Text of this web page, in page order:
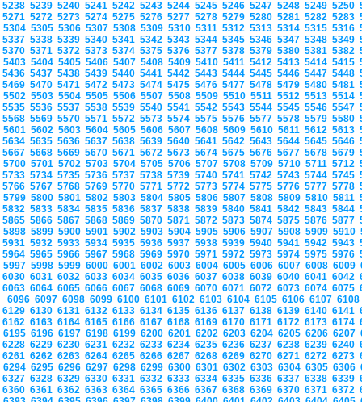
5238 5239 5240 5241 5242 5243 5244 5245 5246 5247 5248 5249 5250
5271 5272 5273 5274 5275 5276 5277 5278 5279 5280 5281 5282 5283
5304 5305 5306 5307 5308 5309 5310 5311 5312 5313 5314 5315 5316
5337 5338 5339 5340 5341 5342 5343 5344 5345 5346 5347 5348 5349
5370 5371 5372 5373 5374 5375 5376 5377 5378 5379 5380 5381 5382
5403 5404 5405 5406 5407 5408 5409 5410 5411 5412 5413 5414 5415
5436 5437 5438 5439 5440 5441 5442 5443 5444 5445 5446 5447 5448
5469 5470 5471 5472 5473 5474 5475 5476 5477 5478 5479 5480 5481
5502 5503 5504 5505 5506 5507 5508 5509 5510 5511 5512 5513 5514
5535 5536 5537 5538 5539 5540 5541 5542 5543 5544 5545 5546 5547
5568 5569 5570 5571 5572 5573 5574 5575 5576 5577 5578 5579 5580
5601 5602 5603 5604 5605 5606 5607 5608 5609 5610 5611 5612 5613
5634 5635 5636 5637 5638 5639 5640 5641 5642 5643 5644 5645 5646
5667 5668 5669 5670 5671 5672 5673 5674 5675 5676 5677 5678 5679
5700 5701 5702 5703 5704 5705 5706 5707 5708 5709 5710 5711 5712
5733 5734 5735 5736 5737 5738 5739 5740 5741 5742 5743 5744 5745
5766 5767 5768 5769 5770 5771 5772 5773 5774 5775 5776 5777 5778
5799 5800 5801 5802 5803 5804 5805 5806 5807 5808 5809 5810 5811
5832 5833 5834 5835 5836 5837 5838 5839 5840 5841 5842 5843 5844
5865 5866 5867 5868 5869 5870 5871 5872 5873 5874 5875 5876 5877
5898 5899 5900 5901 5902 5903 5904 5905 5906 5907 5908 5909 5910
5931 5932 5933 5934 5935 5936 5937 5938 5939 5940 5941 5942 5943
5964 5965 5966 5967 5968 5969 5970 5971 5972 5973 5974 5975 5976
5997 5998 5999 6000 6001 6002 6003 6004 6005 6006 6007 6008 6009
6030 6031 6032 6033 6034 6035 6036 6037 6038 6039 6040 6041 6042
6063 6064 6065 6066 6067 6068 6069 6070 6071 6072 6073 6074 6075
6096 6097 6098 6099 6100 6101 6102 6103 6104 6105 6106 6107
6129 6130 6131 6132 6133 6134 6135 6136 6137 6138 6139 6140 6141
6162 6163 6164 6165 6166 6167 6168 6169 6170 6171 6172 6173 6174
6195 6196 6197 6198 6199 6200 6201 6202 6203 6204 6205 6206 6207
6228 6229 6230 6231 6232 6233 6234 6235 6236 6237 6238 6239 6240
6261 6262 6263 6264 6265 6266 6267 6268 6269 6270 6271 6272 6273
6294 6295 6296 6297 6298 6299 6300 6301 6302 6303 6304 6305 6306
6327 6328 6329 6330 6331 6332 6333 6334 6335 6336 6337 6338 6339
6360 6361 6362 6363 6364 6365 6366 6367 6368 6369 6370 6371 6372